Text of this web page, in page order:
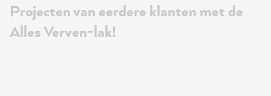
Projecten van eerdere klanten met de
Alles Verven-lak!